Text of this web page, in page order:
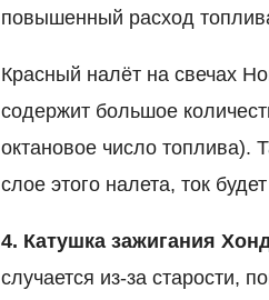
повышенный расход
Красный налёт на свечах
содержит большое
октановое число топлива).
слое этого налета, ток
4. Катушка зажигания
случается из-за старости,